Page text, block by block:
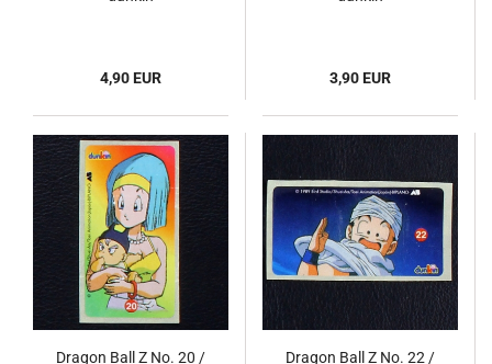
4,90 EUR 3,90 EUR
Dragon Ball Z No. 20 /
Dragon Ball Z No. 22 /